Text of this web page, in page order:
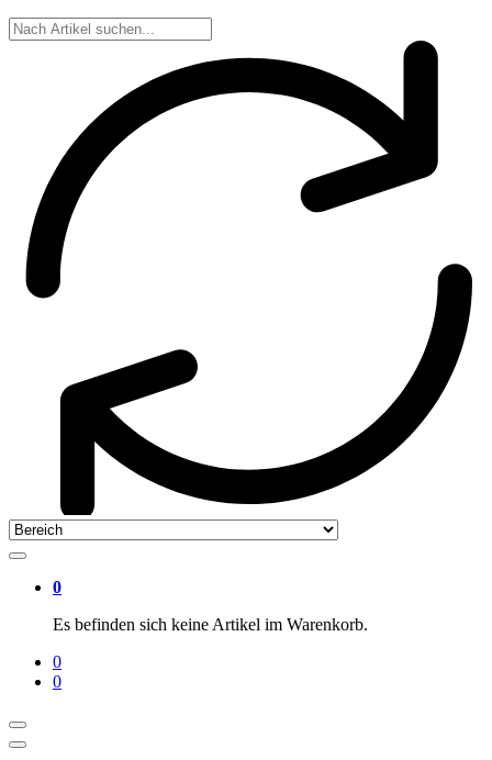
0
Es befinden sich keine Artikel im Warenkorb.
0
0